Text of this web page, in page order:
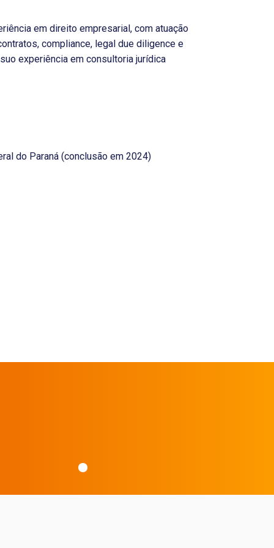
em direito empresarial, com atuação
compliance, legal due diligence e
experiência em consultoria jurídica
do Paraná (conclusão em 2024)